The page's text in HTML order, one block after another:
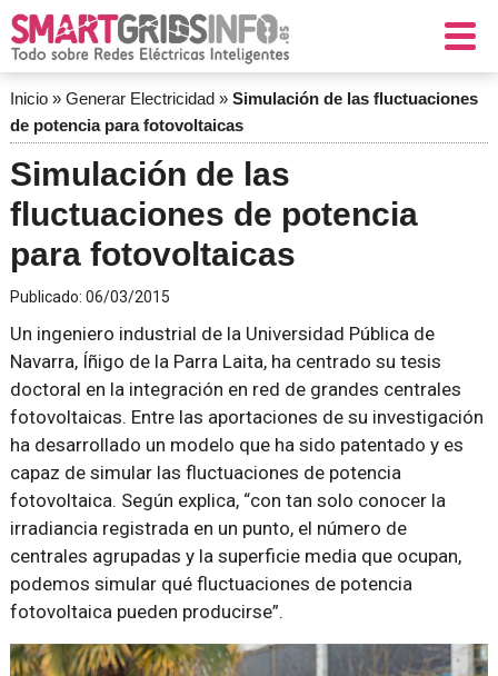
Inicio» Generar Electricidad» Simulación de las fluctuaciones
de potencia para fotovoltaicas
Simulación de las
fluctuaciones de potencia
para fotovoltaicas
Publicado: 06/03/2015
Un ingeniero industrial de la Universidad Pública de
Navarra, Íñigo de la Parra Laita, ha centrado su tesis
doctoral en la integración en red de grandes centrales
fotovoltaicas. Entre las aportaciones de su investigación
ha desarrollado un modelo que ha sido patentado y es
capaz de simular las fluctuaciones de potencia
fotovoltaica. Según explica, con tan solo conocer la
irradiancia registrada en un punto, el número de
centrales agrupadas y la superficie media que ocupan,
podemos simular qué fluctuaciones de potencia
fotovoltaica pueden producirse .